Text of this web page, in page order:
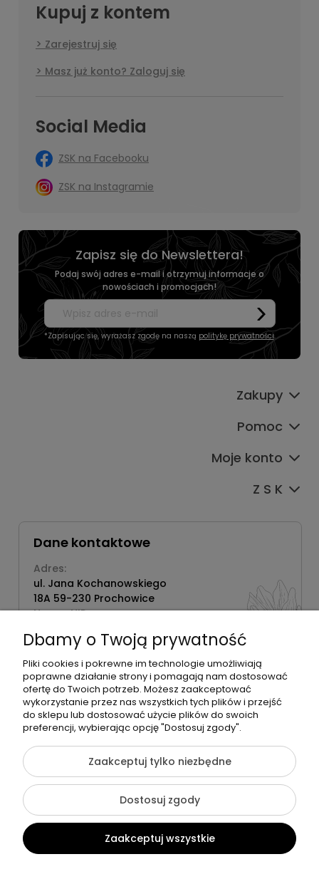
Kupuj z kontem
Zarejestruj się
Masz już konto? Zaloguj się
Social Media
ZSK na Facebooku
ZSK na Instagramie
Zapisz się do Newslettera!
Podaj swój adres e-mail i otrzymuj informacje o
nowościach i promocjach!
*Zapisując się, wyrażasz zgodę na naszą politykę prywatności.
Zakupy
Pomoc
Moje konto
Z S K
Dane kontaktowe
Adres:
ul. Jana Kochanowskiego
18A 59-230 Prochowice
Numer NIP:
Telefon:
518358020
©2026 Wszelkie Prawa Zastrzeżone | Zrób Sobie Krem
Szablon Flex byEcommercy
Pokaż pełną wersję strony
Sklep internetowy Shoper Premium
Dbamy o Twoją prywatność
Pliki cookies i pokrewne im technologie umożliwiają
poprawne działanie strony i pomagają nam dostosować
ofertę do Twoich potrzeb. Możesz zaakceptować
wykorzystanie przez nas wszystkich tych plików i przejść
do sklepu lub dostosować użycie plików do swoich
preferencji, wybierając opcję "Dostosuj zgody".
Zaakceptuj tylko niezbędne
Dostosuj zgody
Zaakceptuj wszystkie